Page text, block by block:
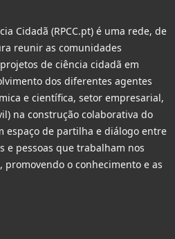
Cidadã (RPCC.pt) é uma rede, de
reunir as comunidades
de ciência cidadã em
dos diferentes agentes
e científica, setor empresarial,
na construção colaborativa do
espaço de partilha e diálogo entre
e pessoas que trabalham nos
o conhecimento e as